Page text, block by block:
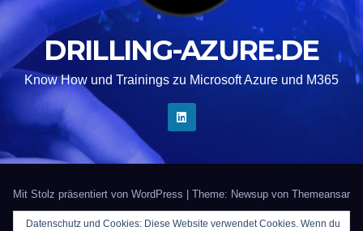
DRILLING-AZURE.DE
Know How und Trainings zu Microsoft Azure und M365
Mit Stolz präsentiert von WordPress Theme: Newsup von Themeansar
Datenschutz und Cookies: Diese Website verwendet Cookies. Wenn du